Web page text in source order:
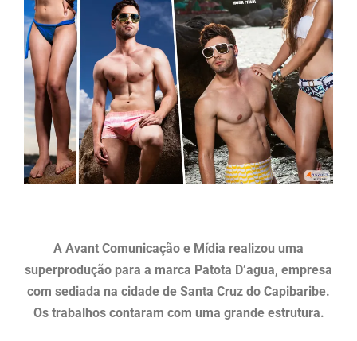
A Avant Comunicação e Mídia realizou uma
superprodução para a marca Patota D’agua, empresa
com sediada na cidade de Santa Cruz do Capibaribe.
Os trabalhos contaram com uma grande estrutura.